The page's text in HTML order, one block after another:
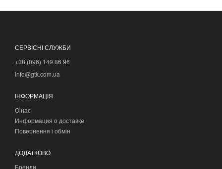
СЕРВІСНІ СЛУЖБИ
+38 (096) 149 86 96
info@gtk.com.ua
ІНФОРМАЦІЯ
О нас
Информация о доставке
Повернення і обмін
ДОДАТКОВО
Бренди